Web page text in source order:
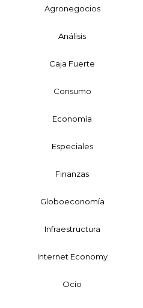
Agronegocios
Análisis
Caja Fuerte
Consumo
Economía
Especiales
Finanzas
Globoeconomía
Infraestructura
Internet Economy
Ocio